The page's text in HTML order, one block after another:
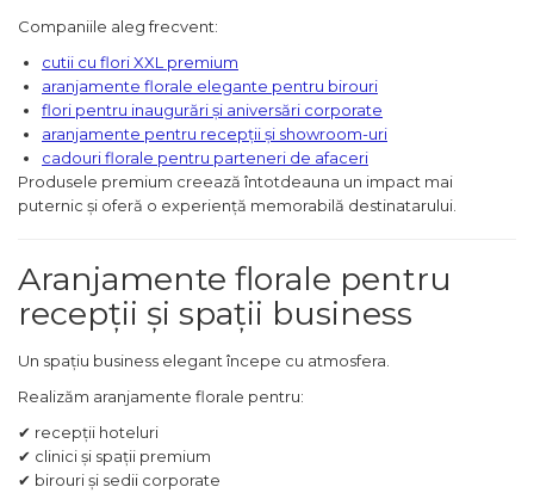
Companiile aleg frecvent:
cutii cu flori XXL premium
aranjamente florale elegante pentru birouri
flori pentru inaugurări și aniversări corporate
aranjamente pentru recepții și showroom-uri
cadouri florale pentru parteneri de afaceri
Produsele premium creează întotdeauna un impact mai
puternic și oferă o experiență memorabilă destinatarului.
Aranjamente florale pentru
recepții și spații business
Un spațiu business elegant începe cu atmosfera.
Realizăm aranjamente florale pentru:
✔ recepții hoteluri
✔ clinici și spații premium
✔ birouri și sedii corporate